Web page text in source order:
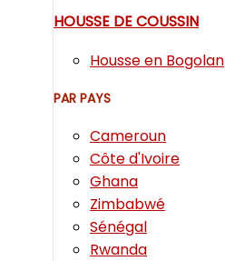
HOUSSE DE COUSSIN
Housse en Bogolan
PAR PAYS
Cameroun
Côte d'Ivoire
Ghana
Zimbabwé
Sénégal
Rwanda